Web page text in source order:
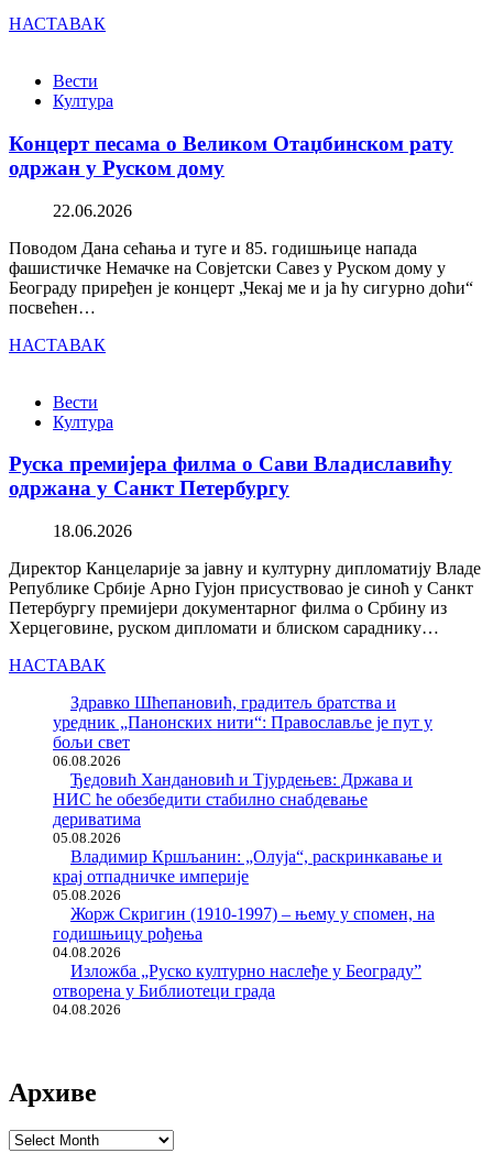
НАСТАВАК
Вести
Култура
Концерт песама о Великом Отаџбинском рату
одржан у Руском дому
22.06.2026
Поводом Дана сећања и туге и 85. годишњице напада
фашистичке Немачке на Совјетски Савез у Руском дому у
Београду приређен је концерт „Чекај ме и ја ћу сигурно доћи“
посвећен…
НАСТАВАК
Вести
Култура
Руска премијера филма о Сави Владиславићу
одржана у Санкт Петербургу
18.06.2026
Директор Канцеларије за јавну и културну дипломатију Владе
Републике Србије Арно Гујон присуствовао је синоћ у Санкт
Петербургу премијери документарног филма о Србину из
Херцеговине, руском дипломати и блиском сараднику…
НАСТАВАК
Здравко Шћепановић, градитељ братства и
уредник „Панонских нити“: Православље је пут у
бољи свет
06.08.2026
Ђедовић Хандановић и Тјурдењев: Држава и
НИС ће обезбедити стабилно снабдевање
дериватима
05.08.2026
Владимир Кршљанин: „Олуја“, раскринкавање и
крај отпадничке империје
05.08.2026
Жорж Скригин (1910-1997) – њему у спомен, на
годишњицу рођења
04.08.2026
Изложба „Руско културно наслеђе у Београду”
отворена у Библиотеци града
04.08.2026
Архиве
Архиве